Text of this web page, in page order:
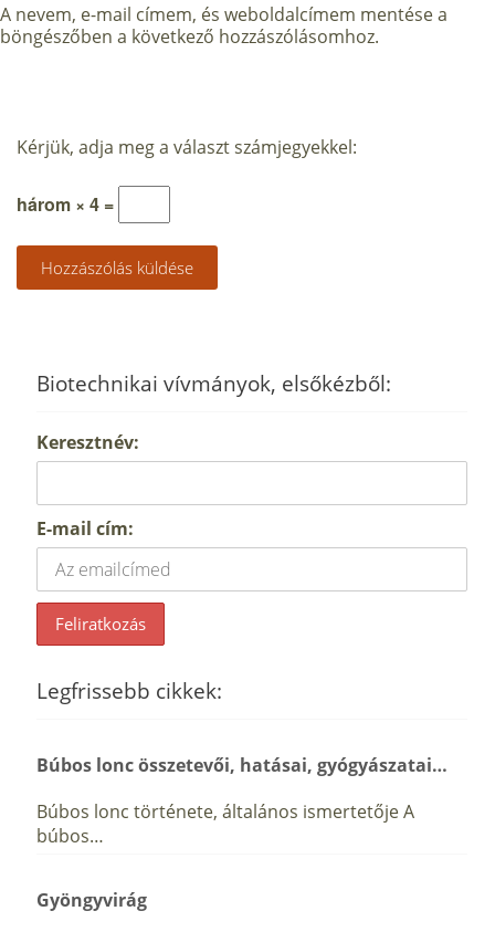
A nevem, e-mail címem, és weboldalcímem mentése a
böngészőben a következő hozzászólásomhoz.
Kérjük, adja meg a választ számjegyekkel:
három × 4 =
Biotechnikai vívmányok, elsőkézből:
Keresztnév:
E-mail cím:
Legfrissebb cikkek:
Búbos lonc összetevői, hatásai, gyógyászatai…
Búbos lonc története, általános ismertetője A
búbos…
Gyöngyvirág